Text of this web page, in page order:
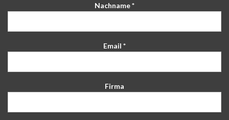
Nachname *
Email *
Firma